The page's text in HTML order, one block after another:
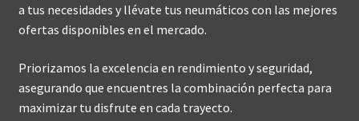
a tus necesidades y llévate tus neumáticos con las mejores
ofertas disponibles en el mercado.
Priorizamos la excelencia en rendimiento y seguridad,
asegurando que encuentres la combinación perfecta para
maximizar tu disfrute en cada trayecto.